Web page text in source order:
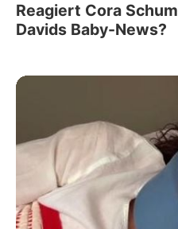
Reagiert Cora
Davids Baby-News?